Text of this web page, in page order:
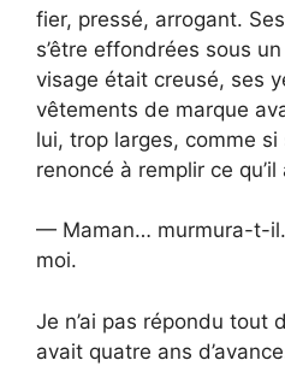
fier, pressé, arrogant.
s’être effondrées sous
visage était creusé, ses
vêtements de marque
lui, trop larges, comme
renoncé à remplir ce
— Maman… murmura-t-
moi.
Je n’ai pas répondu tout
avait quatre ans